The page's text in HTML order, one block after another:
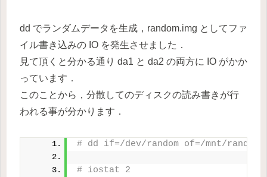
dd でランダムデータを生成，random.img としてファ
イル書き込みの IO を発生させました．
見て頂くと分かる通り da1 と da2 の両方に IO がかか
っています．
このことから，分散してのディスクの読み書きが行
われる事が分かります．
# dd if=/dev/random of=/mnt/
# iostat 2